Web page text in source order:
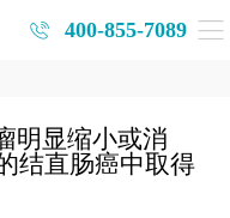
400-855-7089
明显缩小或消
结直肠癌中取得